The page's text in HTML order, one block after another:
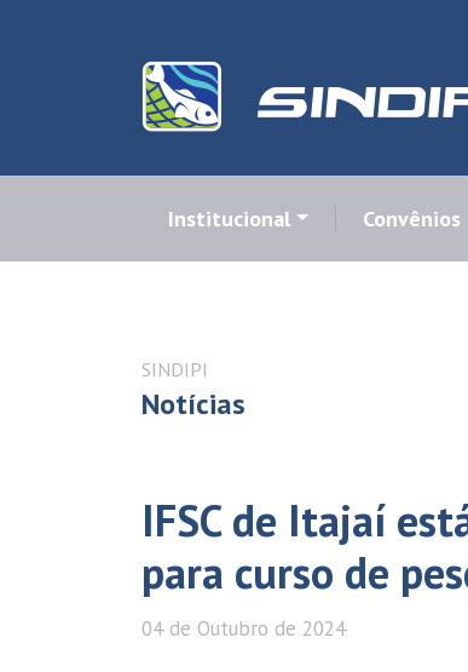
Institucional Convênios
SINDIPI
Notícias
IFSC de Itajaí
para curso de
04 de Outubro de 2024